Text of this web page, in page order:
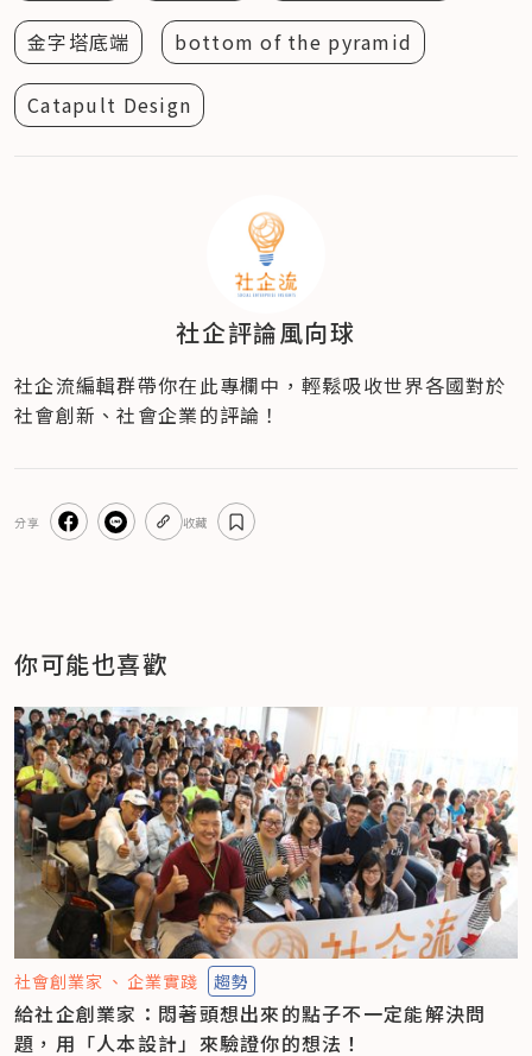
金字塔底端 bottom of the pyramid
Catapult Design
社企評論風向球
社企流編輯群帶你在此專欄中，輕鬆吸收世界各國對於
社會創新、社會企業的評論！
分享 收藏
你可能也喜歡
社會創業家 企業實踐 趨勢
給社企創業家：悶著頭想出來的點子不一定能解決問
題，用「人本設計」來驗證你的想法！